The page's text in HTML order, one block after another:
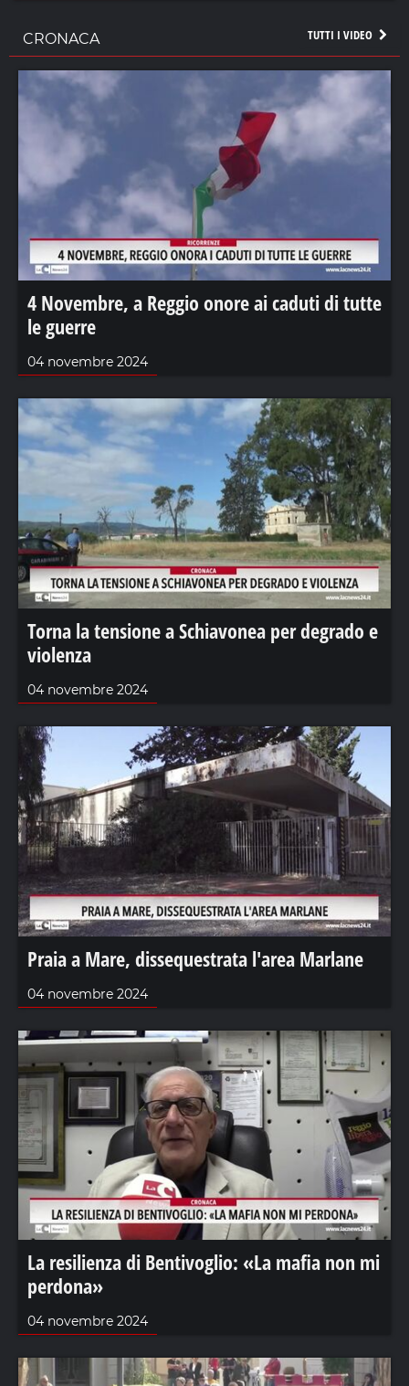
TUTTI I VIDEO
CRONACA
4 Novembre, a Reggio onore ai caduti di tutte
le guerre
04 novembre 2024
Torna la tensione a Schiavonea per degrado e
violenza
04 novembre 2024
Praia a Mare, dissequestrata l'area Marlane
04 novembre 2024
La resilienza di Bentivoglio: «La mafia non mi
perdona»
04 novembre 2024